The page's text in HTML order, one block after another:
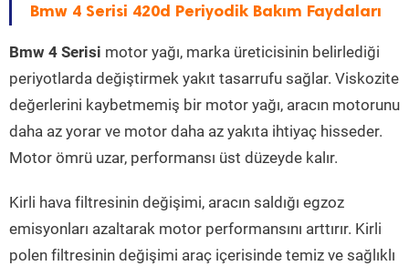
Bmw 4 Serisi 420d Periyodik Bakım Faydaları
Bmw 4 Serisi motor yağı, marka üreticisinin belirlediği
periyotlarda değiştirmek yakıt tasarrufu sağlar. Viskozite
değerlerini kaybetmemiş bir motor yağı, aracın motorunu
daha az yorar ve motor daha az yakıta ihtiyaç hisseder.
Motor ömrü uzar, performansı üst düzeyde kalır.
Kirli hava filtresinin değişimi, aracın saldığı egzoz
emisyonları azaltarak motor performansını arttırır. Kirli
polen filtresinin değişimi araç içerisinde temiz ve sağlıklı